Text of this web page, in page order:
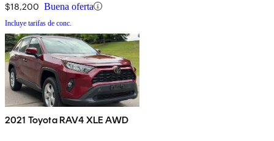
$18,200 Buena oferta
Incluye tarifas de conc.
2021 Toyota RAV4 XLE AWD